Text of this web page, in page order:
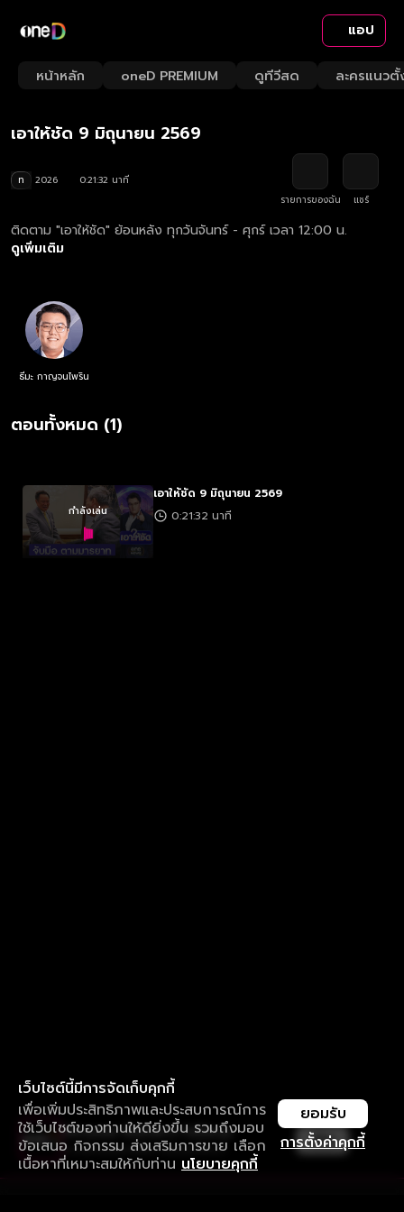
แอป
หน้าหลัก oneD PREMIUM ดูทีวีสด ละครแนวตั้
Loaded:
4.64%
Rate
เอาให้ชัด 9 มิถุนายน 2569
ท 2026
0:21:32 นาที
รายการของฉัน
แชร์
ติดตาม "เอาให้ชัด" ย้อนหลัง ทุกวันจันทร์ - ศุกร์ เวลา 12:00 น.
ดูเพิ่มเติม
ธีมะ กาญจนไพริน
ตอนทั้งหมด (1)
กำลังเล่น
เอาให้ชัด 9 มิถุนายน 2569
0:21:32 นาที
เว็บไซต์นี้มีการจัดเก็บคุกกี้
เพื่อเพิ่มประสิทธิภาพและประสบการณ์การ
ใช้เว็บไซต์ของท่านให้ดียิ่งขึ้น รวมถึงมอบ
ข้อเสนอ กิจกรรม ส่งเสริมการขาย เลือก
เนื้อหาที่เหมาะสมให้กับท่าน นโยบายคุกกี้
การตั้งค่าคุกกี้
ยอมรับ
ใช้งานแอป ลื่นไหลกว่า ไม่มีสะดุด
ดาวน์โหลดแอปเพื่อการรับชมที่ดีกว่า เปิด